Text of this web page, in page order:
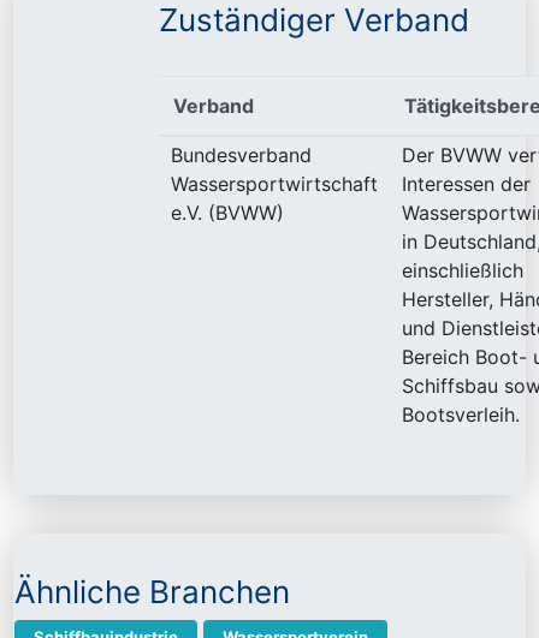
Zuständiger Verband
Verband
Bundesverband
Wassersportwirtschaft
e.V. (BVWW)
Der BVWW
Interessen der
in
einschließlich
Hersteller,
und
Bereich Boot-
Schiffsbau
Bootsverleih.
Ähnliche Branchen